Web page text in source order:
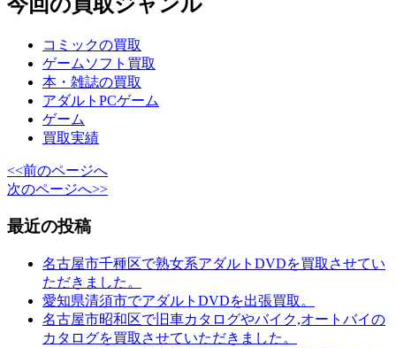
コミックの買取
ゲームソフト買取
本・雑誌の買取
アダルトPCゲーム
ゲーム
買取実績
<<前のページへ
次のページへ>>
最近の投稿
名古屋市千種区で熟女系アダルトDVDを買取させてい
ただきました。
愛知県清須市でアダルトDVDを出張買取。
名古屋市昭和区で旧車カタログやバイク,オートバイの
カタログを買取させていただきました。